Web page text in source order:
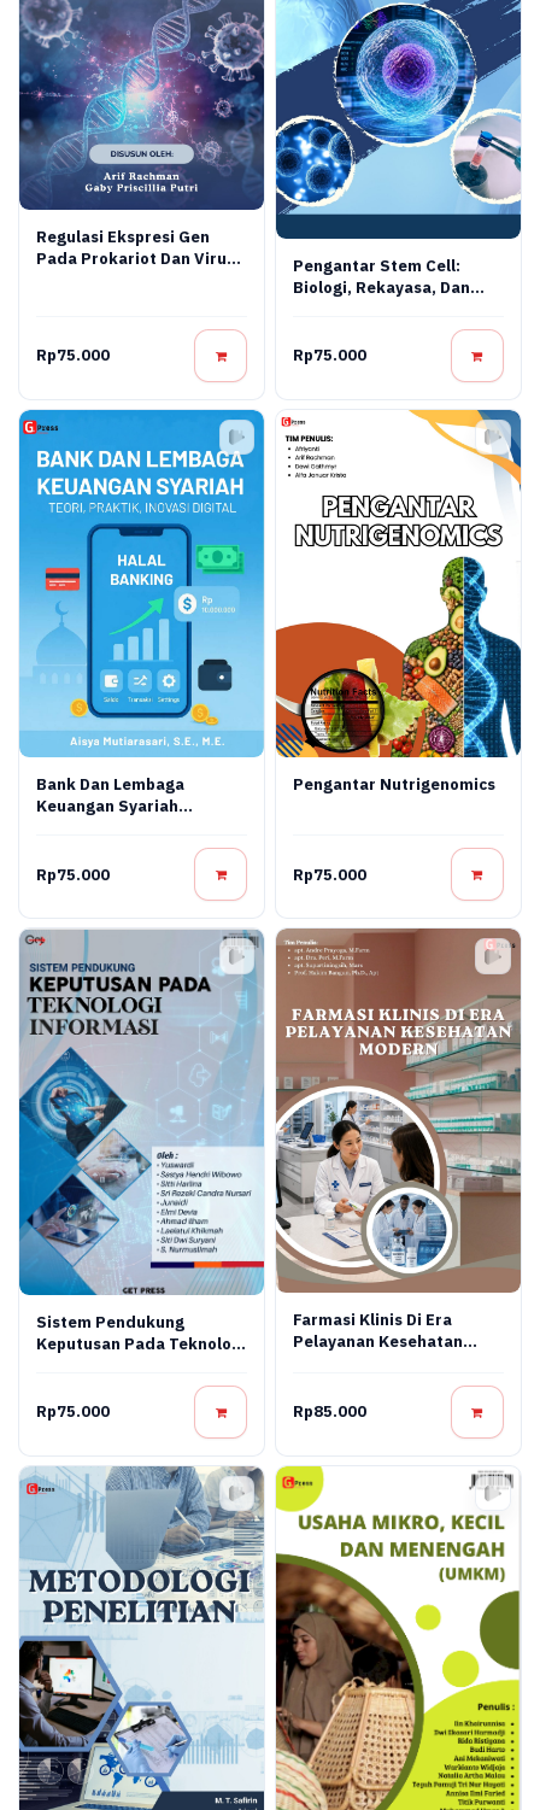
Regulasi Ekspresi Gen
Pada Prokariot Dan Virus:
Rp75.000
Pengantar Stem Cell:
Biologi, Rekayasa, Dan
Rp75.000
Bank Dan Lembaga
Keuangan Syariah
Rp75.000
Pengantar Nutrigenomics
Rp75.000
Sistem Pendukung
Keputusan Pada Teknologi
Rp75.000
Farmasi Klinis Di Era
Pelayanan Kesehatan
Rp85.000